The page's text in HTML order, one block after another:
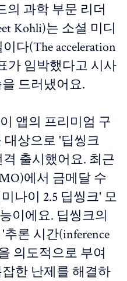
의 과학 부문 리더
Kohli)는 소셜 미디
다(The acceleration
가 임박했다고 시사
드러냈어요.
앱의 프리미엄 구
대상으로 '딥씽크
출시했어요. 최근
에서 금메달 수
나이 2.5 딥씽크' 모
이에요. 딥씽크의
론 시간(inference
의도적으로 부여
한 난제를 해결하